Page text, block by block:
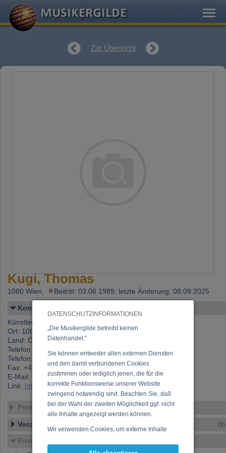
DATENSCHUTZINFORMATIONEN
„Die Musikergilde betreibt keinen
Datenhandel.”
Sie können entweder allen externen Diensten
und den damit verbundenen Cookies
zustimmen oder lediglich jenen, die für die
korrekte Funktionsweise unserer Website
zwingend notwendig sind. Beachten Sie, daß
bei der Wahl der zweiten Möglichkeit ggf. nicht
alle Inhalte angezeigt werden können.
Wir verwenden Cookies, um externe Inhalte
Funktionen für soziale Medien anbieten zu
Zur Übersicht
Kugi, Thomas
1080 Wien, Beitritt: 03.06.1989, letzte Änderung: 08.09.2025
Kontakt
Künstlername: Kugi, Thomas
Ort: 1080 Wien
Land: Österreich
Telefon 1: +43 (0)1 405 08 18
Telefon 2: +43 (0)699 140 50 818
Fax: +43 (0)1 405 08 18
E-Mail:thomas.kugi@aon.at
Link: https://www.musikergilde.at/mitglied/27.htm
Personen-Details
Vocal – Instrumental – Komposition... (1)
Ensembles